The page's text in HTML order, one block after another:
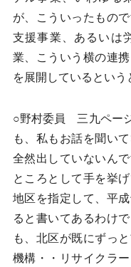
が、こういったもの
支援事業、あるいは
業、こういう横の連
を展開しているという
○野村委員 三九ペー
も、私もお話を聞い
全然出していないん
ところとして手を挙
地区を指定して、平
ると書いてあるわけ
も、北区が既にずっ
機構・・リサイクラ